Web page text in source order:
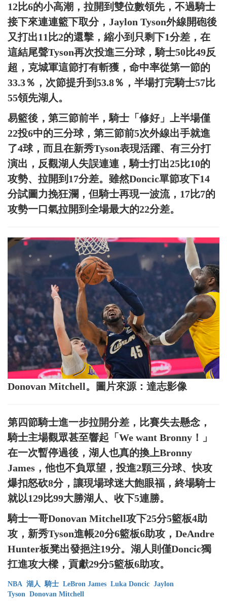
12比6的小高潮，拉開到雙位數領先，不過騎士
接下來連連籃下取分，Jaylon Tyson外線開砲後
又打出11比2的還擊，縮小到只剩下1分差，在
這結尾聲Tyson再次投進三分球，騎士50比49反
超，克城軍這節打有斬獲，命中率從第一節的
33.3％，次節提升到53.8％，半場打完騎士57比
55領先湖人。
易籃後，第三節前半，騎士「修好」上半場僅
22投6中的三分球，第三節前5次外線出手就進
了4球，而且在新秀Tyson表現活躍、有三分打
演出，反觀湖人失誤連連，騎士打出25比10的
攻勢、拉開到17分差。雖然Doncic單節攻下14
分試圖力挽狂瀾，但騎士再現一波流，17比7的
攻勢一口氣拉開到全場最大的22分差。
Donovan Mitchell。圖片來源：達志影像
第四節騎士進一步拉開分差，比賽失去懸念，
騎士主場觀眾甚至響起「We want Bronny！」
在一次暫停過後，湖人也真的換上Bronny
James，他也不負眾望，投進2顆三分球、快攻
爆扣怒砍8分，讓現場球迷大飽眼福，終場騎士
就以129比99大勝湖人、收下5連勝。
騎士一哥Donovan Mitchell攻下25分5籃板4助
攻，新秀Tyson進帳20分6籃板6助攻，DeAndre
Hunter板凳出發挹注19分。湖人則僅Doncic獨
扛進攻大樑，貢獻29分5籃板6助攻。
NBA 湖人 騎士 LeBron James Luka Doncic Jaylon
Tyson Donovan Mitchell